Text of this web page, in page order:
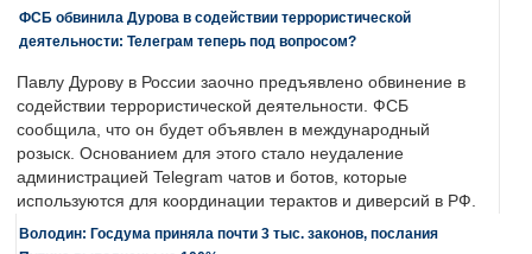
ФСБ обвинила Дурова в содействии террористической
деятельности: Телеграм теперь под вопросом?
Павлу Дурову в России заочно предъявлено обвинение в
содействии террористической деятельности. ФСБ
сообщила, что он будет объявлен в международный
розыск. Основанием для этого стало неудаление
администрацией Telegram чатов и ботов, которые
используются для координации терактов и диверсий в РФ.
Володин: Госдума приняла почти 3 тыс. законов, послания